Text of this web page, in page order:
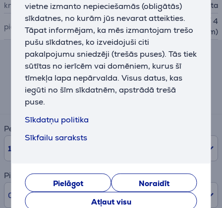
vietne izmanto nepieciešamās (obligātās)
sīkdatnes, no kurām jūs nevarat atteikties.
Tāpat informējam, ka mēs izmantojam trešo
pušu sīkdatnes, ko izveidojuši citi
pakalpojumu sniedzēji (trešās puses). Tās tiek
sūtītas no ierīcēm vai domēniem, kurus šī
tīmekļa lapa nepārvalda. Visus datus, kas
iegūti no šīm sīkdatnēm, apstrādā trešā
puse.
Sīkdatņu politika
Sīkfailu saraksts
Pielāgot
Noraidīt
Atļaut visu
krāsa
zelta
piemērots pulkstenim
Apple Watch (44 / 45 / 46 / 4
9mm)
Līzinga un nomas kalkulators
Aptuvens ikmēneša maksājums
Periods
10
Pirmā iemaksa
0% /0,00 €